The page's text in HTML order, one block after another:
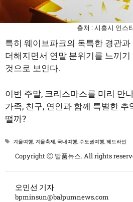
출처 : 시흥시 인스
특히 웨이브파크의 독특한 경관
더해지면서 연말 분위기를 느끼
것으로 보인다.
이번 주말, 크리스마스를 미리 만
가족, 친구, 연인과 함께 특별한
떨까?
태
겨울여행, 겨울축제,국내여행,수도권여행,헤드라인
Copyright ⓒ 발품뉴스. All rights
오민선 기자
bpminsun@balpumnews.com